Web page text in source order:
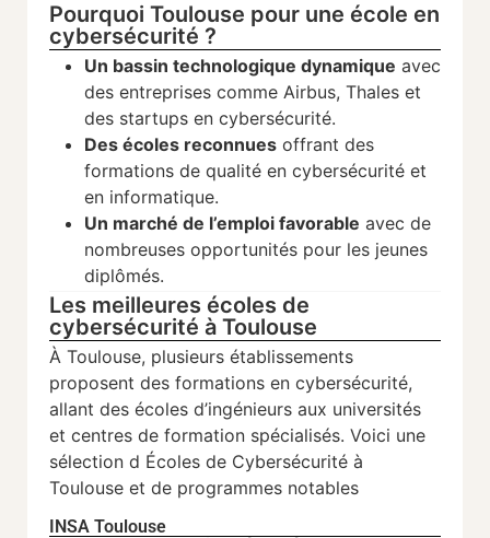
Pourquoi Toulouse pour une école en
cybersécurité ?
Un bassin technologique dynamique avec
des entreprises comme Airbus, Thales et
des startups en cybersécurité.
Des écoles reconnues offrant des
formations de qualité en cybersécurité et
en informatique.
Un marché de l’emploi favorable avec de
nombreuses opportunités pour les jeunes
diplômés.
Les meilleures écoles de
cybersécurité à Toulouse
À Toulouse, plusieurs établissements
proposent des formations en cybersécurité,
allant des écoles d’ingénieurs aux universités
et centres de formation spécialisés. Voici une
sélection d Écoles de Cybersécurité à
Toulouse et de programmes notables
INSA Toulouse